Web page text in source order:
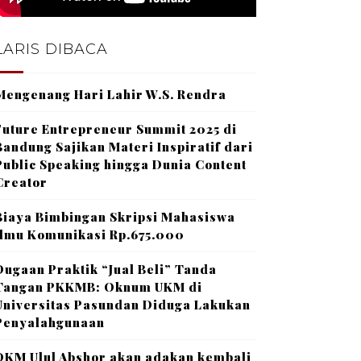
DIBACA
Hari Lahir W.S. Rendra
Entrepreneur Summit 2025 di
Sajikan Materi Inspiratif dari
Speaking hingga Dunia Content
Bimbingan Skripsi Mahasiswa
Komunikasi Rp.675.000
Praktik “Jual Beli” Tanda
PKKMB: Oknum UKM di
Pasundan Diduga Lakukan
Ulul Abshor akan adakan kembali